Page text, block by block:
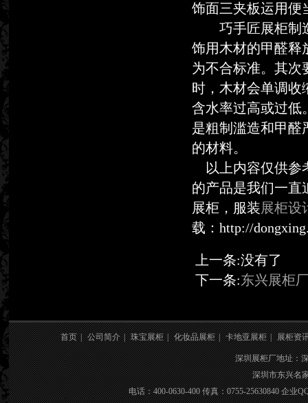
饰面三夹板运用便
巧手匠展柜制造
饰用木材的甲醛释
为不合标准。其次
时，木材会单调收
含水率过高或过低
是粗制滥造和甲醛
的材料。
以上内容仅供参
的产品是我们一直
展柜，服装展柜设
载：http://
上一条:没有了
下一条:东兴展柜
首页 | 公司简介 | 珠宝展柜 | 化妆品展柜 | 卡地亚展柜 | 展柜资
深圳展柜厂地址：
深圳市东兴名
电话：400-0630-400 传真：0755-25630840 企业